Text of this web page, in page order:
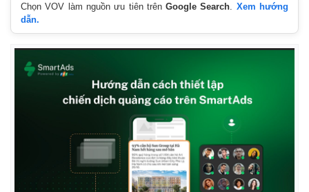
Chọn VOV làm nguồn ưu tiên trênGoogle Search
Xem hướng
dẫn.